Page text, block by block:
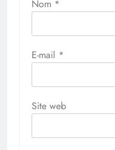
Nom *
E-mail *
Site web